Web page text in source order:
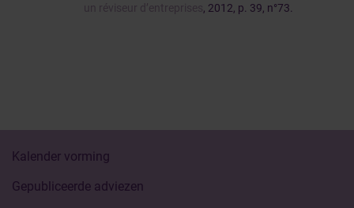
un réviseur d’entreprises, 2012, p. 39, n°73.
Kalender vorming
Gepubliceerde adviezen